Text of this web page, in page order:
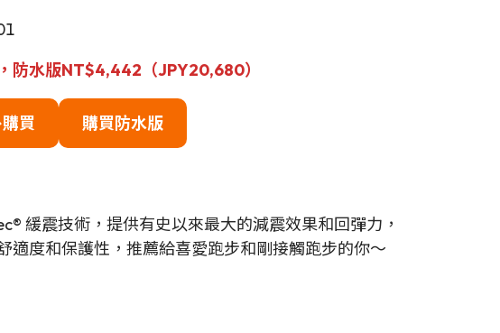
防水版NT$4,442（JPY20,680）
買 購買防水版
緩震技術，提供有史以來最大的減震效果和回彈力，
適度和保護性，推薦給喜愛跑步和剛接觸跑步的你～